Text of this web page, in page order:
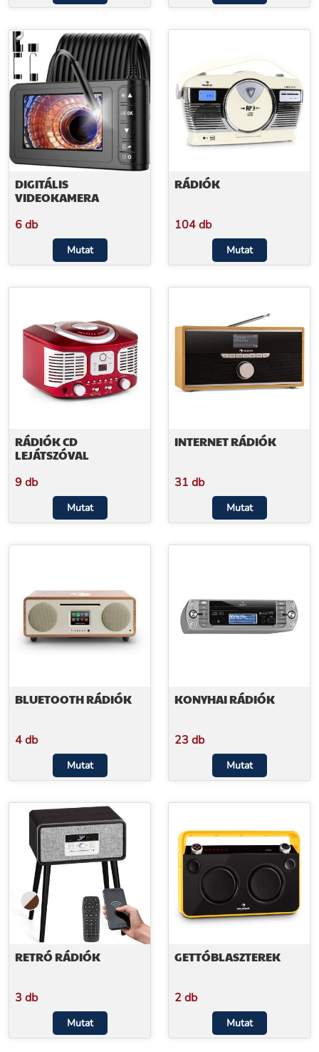
DIGITÁLIS
VIDEOKAMERA
6 db
Mutat
RÁDIÓK
104 db
Mutat
RÁDIÓK CD
LEJÁTSZÓVAL
9 db
Mutat
INTERNET RÁDIÓK
31 db
Mutat
BLUETOOTH RÁDIÓK
4 db
Mutat
KONYHAI RÁDIÓK
23 db
Mutat
RETRÓ RÁDIÓK
3 db
Mutat
GETTÓBLASZTEREK
2 db
Mutat